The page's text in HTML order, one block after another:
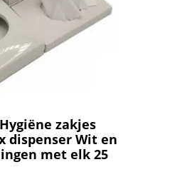
zakjes
dispenser Wit en
met elk 25